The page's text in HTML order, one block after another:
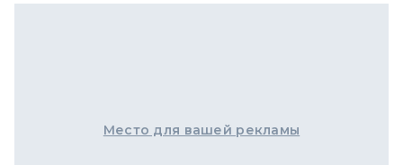
Место для вашей рекламы